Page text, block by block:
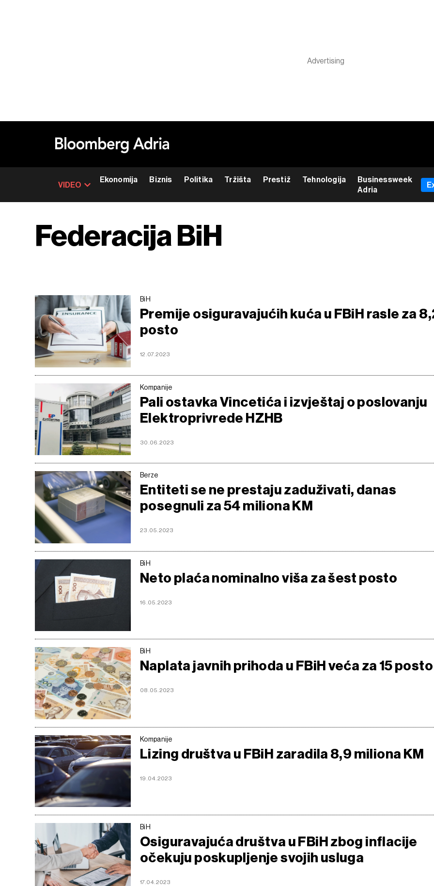
VIDEO
Ekonomija Biznis Politika Tržišta Prestiž Tehnologija
Businessweek
Adria
Federacija BiH
BiH
Premije osiguravajućih kuća u FBiH rasle za
posto
12.07.2023
Kompanije
Pali ostavka Vincetića i izvještaj o poslovanju
Elektroprivrede HZHB
30.06.2023
Berze
Entiteti se ne prestaju zaduživati, danas
posegnuli za 54 miliona KM
23.05.2023
BiH
Neto plaća nominalno viša za šest posto
16.05.2023
BiH
Naplata javnih prihoda u FBiH veća za 15 posto
08.05.2023
Kompanije
Lizing društva u FBiH zaradila 8,9 miliona KM
19.04.2023
BiH
Osiguravajuća društva u FBiH zbog inflacije
očekuju poskupljenje svojih usluga
17.04.2023